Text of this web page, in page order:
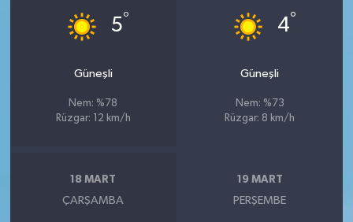
5°
Güneşli
Nem: %78
Rüzgar: 12 km/h
4°
Güneşli
Nem: %73
Rüzgar: 8 km/h
18 MART
ÇARŞAMBA
19 MART
PERŞEMBE